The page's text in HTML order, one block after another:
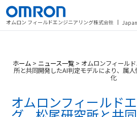
オムロン フィールドエンジニアリング株式会社 Japan
ホーム > ニュース一覧 > オムロンフィール
所と共同開発したAI判定モデルにより、属
化
オムロンフィールド